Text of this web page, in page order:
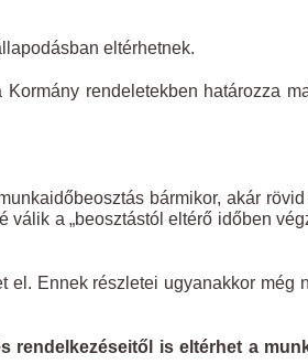
eltérhetnek.
rendeletekben határozza
bármikor, akár
a „beosztástól eltérő időben
Ennek részletei ugyanakkor még
rendelkezéseitől is eltérhet a